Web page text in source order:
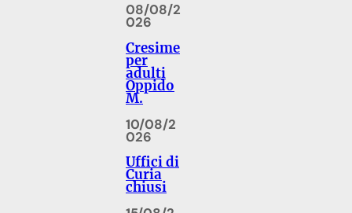
08/08/2
026
Cresime
per
adulti
Oppido
M.
10/08/2
026
Uffici di
Curia
chiusi